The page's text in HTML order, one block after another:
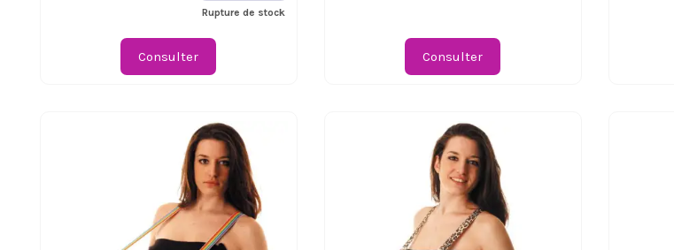
Rupture de stock
Consulter Consulter